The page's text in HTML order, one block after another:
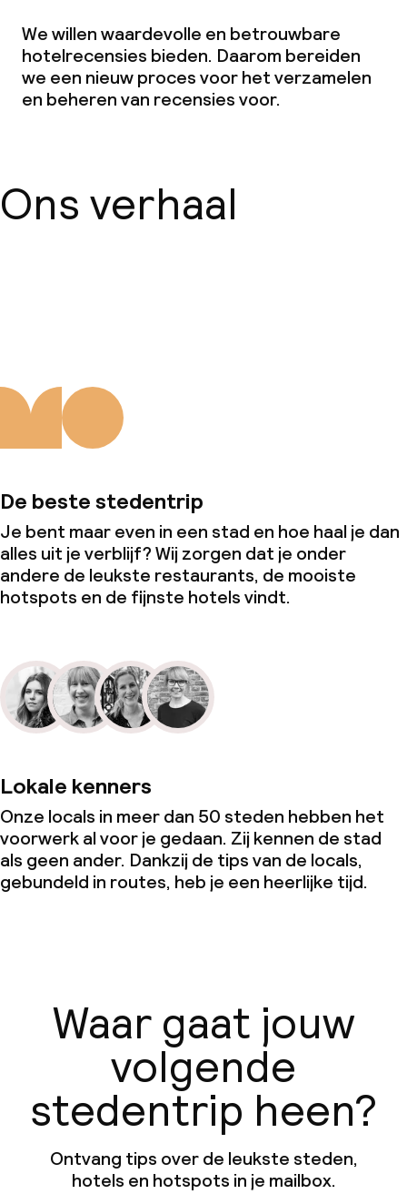
Vergaderruimte
Beleid
We willen waardevolle en betrouwbare
hotelrecensies bieden. Daarom bereiden
we een nieuw proces voor het verzamelen
en beheren van recensies voor.
Ons verhaal
De beste stedentrip
Je bent maar even in een stad en hoe haal je dan
alles uit je verblijf? Wij zorgen dat je onder
andere de leukste restaurants, de mooiste
hotspots en de fijnste hotels vindt.
Lokale kenners
Onze locals in meer dan 50 steden hebben het
voorwerk al voor je gedaan. Zij kennen de stad
als geen ander. Dankzij de tips van de locals,
gebundeld in routes, heb je een heerlijke tijd.
Waar gaat jouw
volgende
stedentrip heen?
Ontvang tips over de leukste steden,
hotels en hotspots in je mailbox.